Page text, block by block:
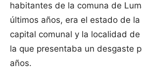
habitantes de la comuna de
últimos años, era el estado de
capital comunal y la localidad
la que presentaba un desgaste
años.